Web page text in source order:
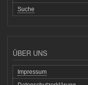
Suche
ÜBER UNS
Impressum